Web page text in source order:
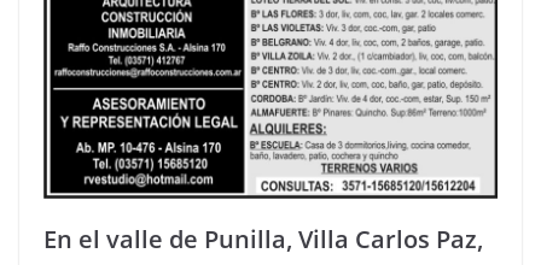
En el valle de Punilla, Villa Carlos Paz,